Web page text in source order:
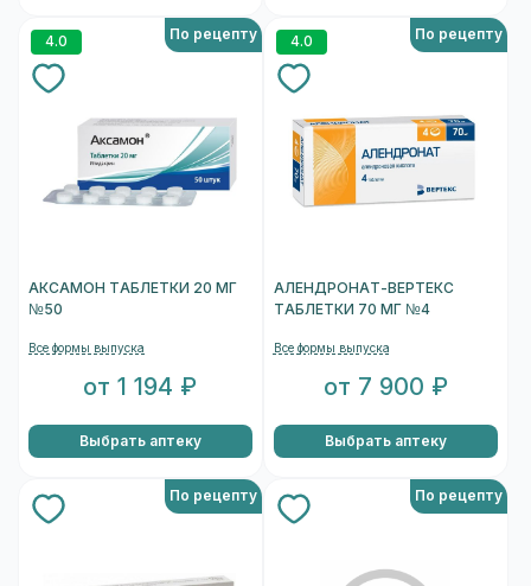
4.0 По рецепту
АКСАМОН ТАБЛЕТКИ 20 МГ
№50
Все формы выпуска
от 1 194 ₽
Выбрать аптеку
4.0 По рецепту
АЛЕНДРОНАТ-ВЕРТЕКС
ТАБЛЕТКИ 70 МГ №4
Все формы выпуска
от 7 900 ₽
Выбрать аптеку
По рецепту По рецепту